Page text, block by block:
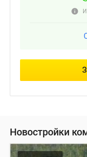
Новостройки